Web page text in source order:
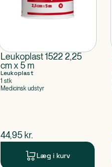
Leukoplast 1522 2,25
cm x 5 m
Leukoplast
1 stk
Medicinsk udstyr
$nuværende pris
44,95 kr.
Læg i kurv